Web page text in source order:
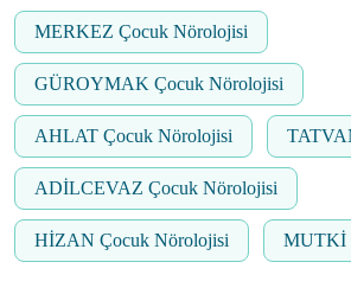
MERKEZ Çocuk Nörolojisi
GÜROYMAK Çocuk Nörolojisi
AHLAT Çocuk Nörolojisi
ADİLCEVAZ Çocuk Nörolojisi
HİZAN Çocuk Nörolojisi MUTKİ